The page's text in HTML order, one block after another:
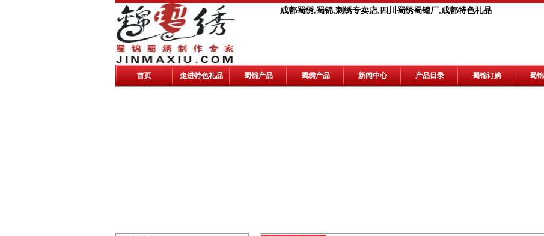
成都蜀绣,蜀锦,刺绣专卖店,四川蜀绣蜀锦厂,成都特色礼品
首页 走进特色礼品 蜀锦产品 蜀绣产品 新闻中心 产品目录 蜀锦订购 蜀